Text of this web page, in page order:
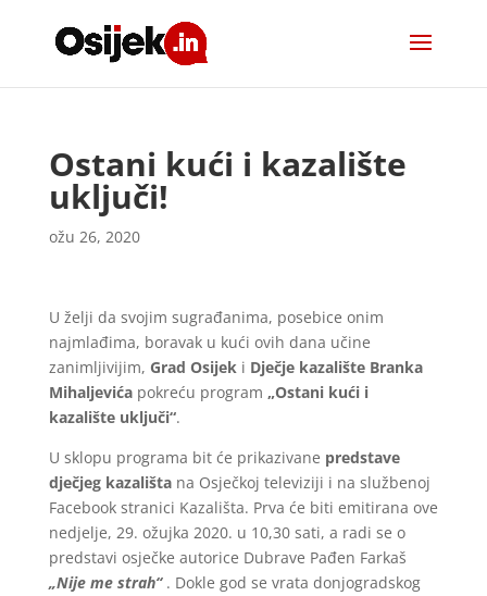
Ostani kući i kazalište
uključi!
ožu 26, 2020
U želji da svojim sugrađanima, posebice onim
najmlađima, boravak u kući ovih dana učine
zanimljivijim, Grad Osijeki Dječje kazalište Branka
Mihaljevićapokreću program „Ostani kući i
kazalište uključi“.
U sklopu programa bit će prikazivane predstave
dječjeg kazalištana Osječkoj televiziji i na službenoj
Facebook stranici Kazališta. Prva će biti emitirana ove
nedjelje, 29. ožujka 2020. u 10,30 sati, a radi se o
predstavi osječke autorice Dubrave Pađen Farkaš
„Nije me strah“. Dokle god se vrata donjogradskog